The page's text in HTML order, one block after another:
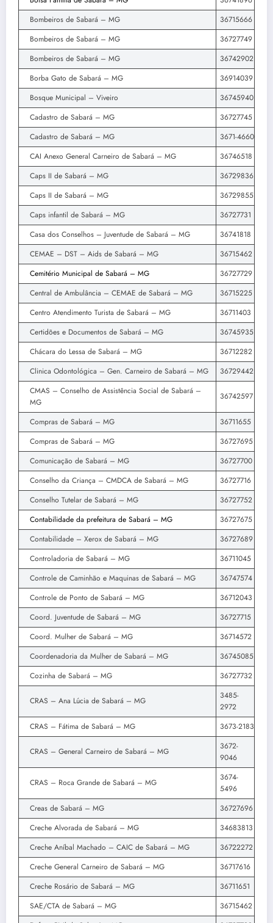
Bombeiros de Sabará – MG
36715666
Bombeiros de Sabará – MG
36727749
Bombeiros de Sabará – MG
36742902
Borba Gato de Sabará – MG
36914039
Bosque Municipal – Viveiro
36745940
Cadastro de Sabará – MG
36727745
Cadastro de Sabará – MG
3671-4660
CAI Anexo General Carneiro de Sabará – MG
36746518
Caps II de Sabará – MG
36729836
Caps II de Sabará – MG
36729855
Caps infantil de Sabará – MG
36727731
Casa dos Conselhos – Juventude de Sabará – MG
36741818
CEMAE – DST – Aids de Sabará – MG
36715462
Cemitério Municipal de Sabará – MG
36727729
Central de Ambulância – CEMAE de Sabará – MG
36715225
Centro Atendimento Turista de Sabará – MG
36711403
Certidões e Documentos de Sabará – MG
36745935
Chácara do Lessa de Sabará – MG
36712282
Clinica Odontológica – Gen. Carneiro de Sabará – MG
36729442
CMAS – Conselho de Assistência Social de Sabará –
MG
36742597
Compras de Sabará – MG
36711655
Compras de Sabará – MG
36727695
Comunicação de Sabará – MG
36727700
Conselho da Criança – CMDCA de Sabará – MG
36727716
Conselho Tutelar de Sabará – MG
36727752
Contabilidade da prefeitura de Sabará – MG
36727675
Contabilidade – Xerox de Sabará – MG
36727689
Controladoria de Sabará – MG
36711045
Controle de Caminhão e Maquinas de Sabará – MG
36747574
Controle de Ponto de Sabará – MG
36712043
Coord. Juventude de Sabará – MG
36727715
Coord. Mulher de Sabará – MG
36714572
Coordenadoria da Mulher de Sabará – MG
36745085
Cozinha de Sabará – MG
36727732
CRAS – Ana Lúcia de Sabará – MG
3485-
2972
CRAS – Fátima de Sabará – MG
3673-2183
CRAS – General Carneiro de Sabará – MG
3672-
9046
CRAS – Roca Grande de Sabará – MG
3674-
5496
Creas de Sabará – MG
36727696
Creche Alvorada de Sabará – MG
34683813
Creche Aníbal Machado – CAIC de Sabará – MG
36722272
Creche General Carneiro de Sabará – MG
36717616
Creche Rosário de Sabará – MG
36711651
SAE/CTA de Sabará – MG
36715462